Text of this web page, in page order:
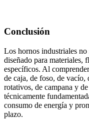
Conclusión
Los hornos industriales no
diseñado para materiales,
específicos. Al
de caja, de foso, de vacío,
rotativos, de campana y
técnicamente
consumo de energía y
plazo.